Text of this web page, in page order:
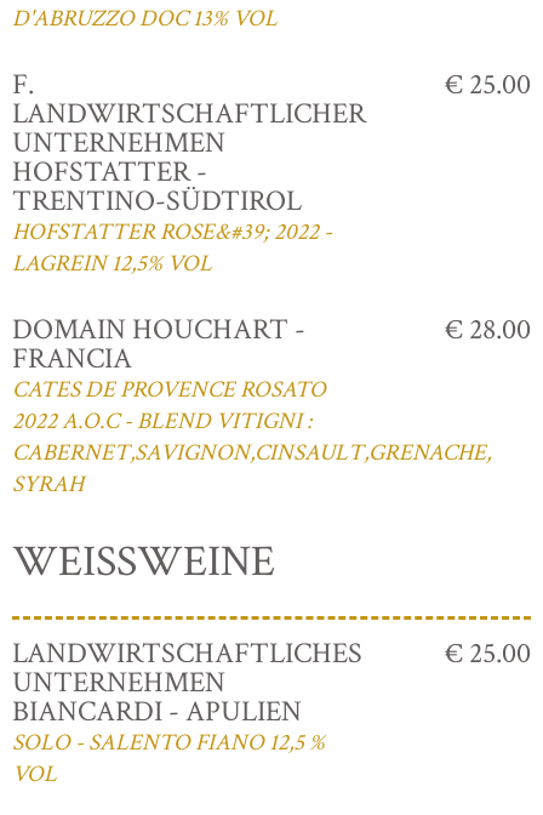
D'ABRUZZO DOC 13% VOL
F.
LANDWIRTSCHAFTLICHER
UNTERNEHMEN
HOFSTATTER -
TRENTINO-SÜDTIROL
HOFSTATTER ROSE&#39; 2022 -
LAGREIN 12,5% VOL
€ 25.00
DOMAIN HOUCHART -
FRANCIA
CATES DE PROVENCE ROSATO
2022 A.O.C - BLEND VITIGNI :
CABERNET,SAVIGNON,CINSAULT,GRENACHE,
SYRAH
€ 28.00
WEISSWEINE
LANDWIRTSCHAFTLICHES
UNTERNEHMEN
BIANCARDI - APULIEN
SOLO - SALENTO FIANO 12,5 %
VOL
€ 25.00